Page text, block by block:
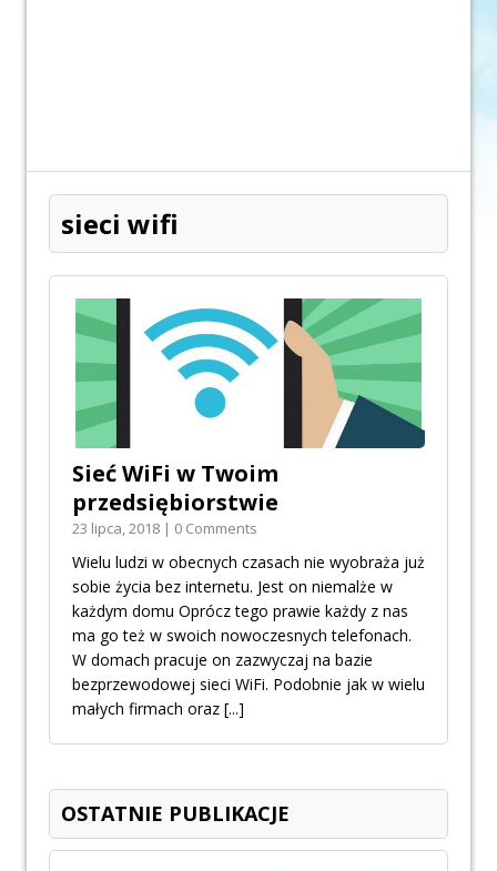
sieci wifi
Sieć WiFi w Twoim
przedsiębiorstwie
23 lipca, 2018 | 0 Comments
Wielu ludzi w obecnych czasach nie wyobraża już
sobie życia bez internetu. Jest on niemalże w
każdym domu Oprócz tego prawie każdy z nas
ma go też w swoich nowoczesnych telefonach.
W domach pracuje on zazwyczaj na bazie
bezprzewodowej sieci WiFi. Podobnie jak w wielu
małych firmach oraz [...]
OSTATNIE PUBLIKACJE